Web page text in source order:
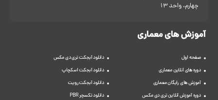
چهارم، واحد 13
آموزش های معماری
صفحه اول
دوره های آنلاین معماری
آموزش های رایگان معماری
دوره آموزش آنلاین تری دی مکس
دانلود آبجکت تری دی مکس
دانلود آبجکت اسکچاپ
دانلود آبجکت رویت
دانلود تکسچر PBR